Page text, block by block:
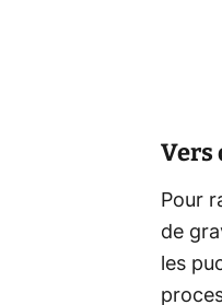
Vers
Pour
de
les